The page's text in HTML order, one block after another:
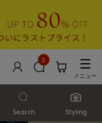
2
メニュー
Search Styling